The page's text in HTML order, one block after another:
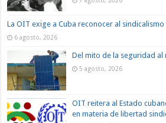
La OIT exige a Cuba reconocer al
6 agosto, 2026
Del mito de la seguridad al
5 agosto, 2026
OIT reitera al Estado
en materia de libertad